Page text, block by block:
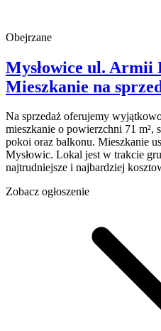
Obejrzane
Mysłowice ul. Armii
Mieszkanie na
Na sprzedaż oferujemy
mieszkanie o powierzchni 71 m²,
pokoi oraz balkonu. Mieszkanie
Mysłowic. Lokal jest w trakcie
najtrudniejsze i najbardziej
Zobacz ogłoszenie